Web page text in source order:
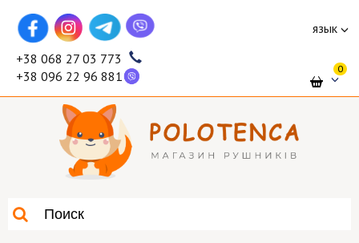
язык
+38 068 27 03 773
+38 096 22 96 881
0